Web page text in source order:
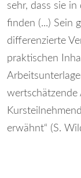
sehr, dass sie
finden (...) Sein
differenzierte
praktischen
erwähnt“ (S.